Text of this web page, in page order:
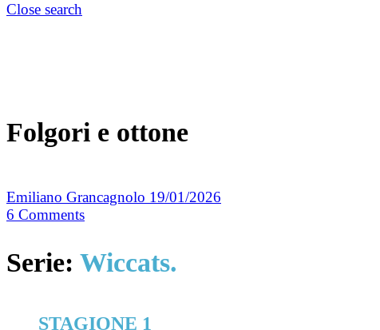
Close search
Folgori e ottone
Emiliano Grancagnolo 19/01/2026
6 Comments
Serie: Wiccats.
STAGIONE 1